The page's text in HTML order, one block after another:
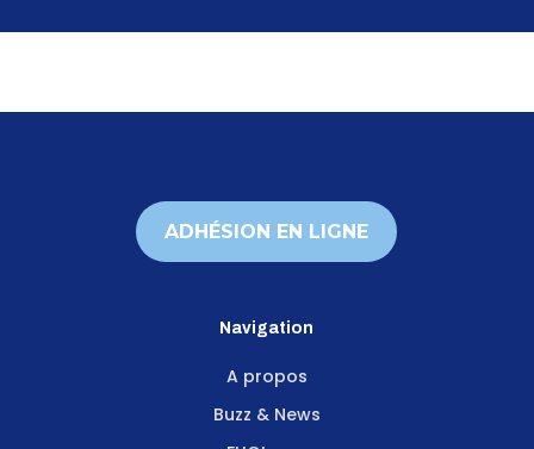
ADHÉSION EN LIGNE
Navigation
A propos
Buzz & News